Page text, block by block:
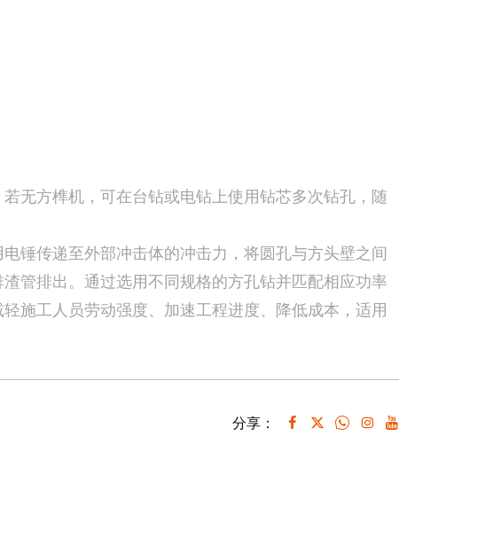
无方榫机，可在台钻或电钻上使用钻芯多次钻孔，随
锤传递至外部冲击体的冲击力，将圆孔与方头壁之间
管排出。通过选用不同规格的方孔钻并匹配相应功率
施工人员劳动强度、加速工程进度、降低成本，适用
分享：